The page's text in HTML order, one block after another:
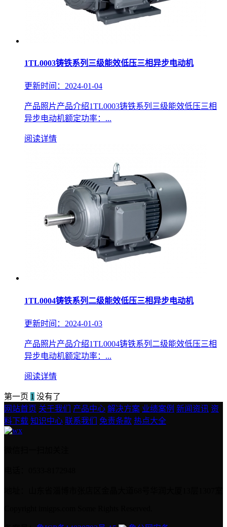
1TL0003铸铁系列三级能效低压三相异步电动机
更新时间：2024-01-04
产品照片产品介绍1TL0003铸铁系列三级能效低压三相
异步电动机额定功率：...
阅读详情
1TL0004铸铁系列二级能效低压三相异步电动机
更新时间：2024-01-03
产品照片产品介绍1TL0004铸铁系列二级能效低压三相
异步电动机额定功率：...
阅读详情
第一页 1 没有了
网站首页 关于我们 产品中心 解决方案 业绩案例 新闻资讯 资
料下载 知识中心 联系我们 免责条款 热点大全